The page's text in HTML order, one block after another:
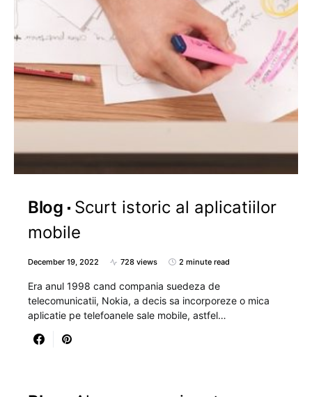
Blog
Scurt istoric al aplicatiilor
mobile
December 19, 2022 728 views 2 minute read
Era anul 1998 cand compania suedeza de
telecomunicatii, Nokia, a decis sa incorporeze o mica
aplicatie pe telefoanele sale mobile, astfel…